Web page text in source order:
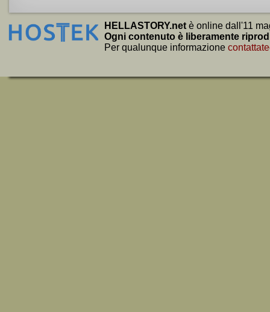
HELLASTORY.net è online dall'11
Ogni contenuto è liberamente
Per qualunque informazione